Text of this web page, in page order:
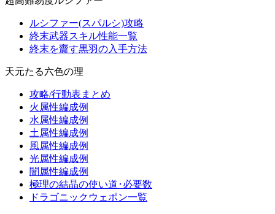
ルシファー(スパルシ)攻略
終末武器スキル性能一覧
終末を齎す黒羽の入手方法
天元たる六色の理
攻略/行動表まとめ
火属性編成例
水属性編成例
土属性編成例
風属性編成例
光属性編成例
闇属性編成例
極理の結晶の使い道･必要数
ドラゴニックウェポン一覧